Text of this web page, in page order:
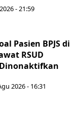
- 21:59
Pasien BPJS di
RSUD
2026 - 16:31